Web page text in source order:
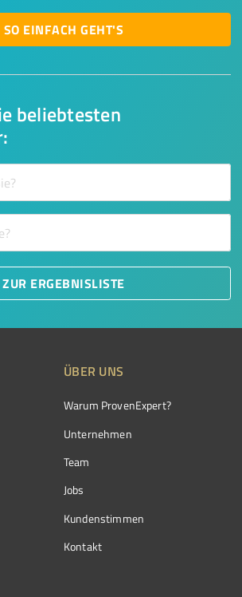
beliebtesten
ZUR ERGEBNISLISTE
SO EINFACH GEHT'S
ÜBER UNS
Warum ProvenExpert?
Unternehmen
Team
Jobs
Kundenstimmen
Kontakt